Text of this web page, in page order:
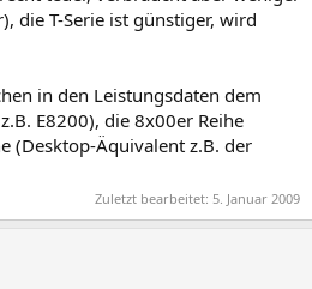
die T-Serie ist günstiger, wird
in den Leistungsdaten dem
E8200), die 8x00er Reihe
(Desktop-Äquivalent z.B. der
Zuletzt bearbeitet: 5. Januar 2009